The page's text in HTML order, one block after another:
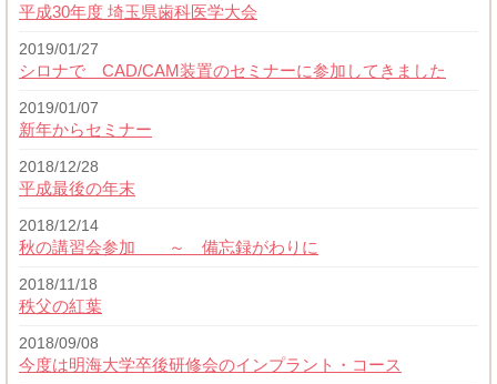
平成30年度 埼玉県歯科医学大会
2019/01/27
シロナで CAD/CAM装置のセミナーに参加してきました
2019/01/07
新年からセミナー
2018/12/28
平成最後の年末
2018/12/14
秋の講習会参加 ～ 備忘録がわりに
2018/11/18
秩父の紅葉
2018/09/08
今度は明海大学卒後研修会のインプラント・コース